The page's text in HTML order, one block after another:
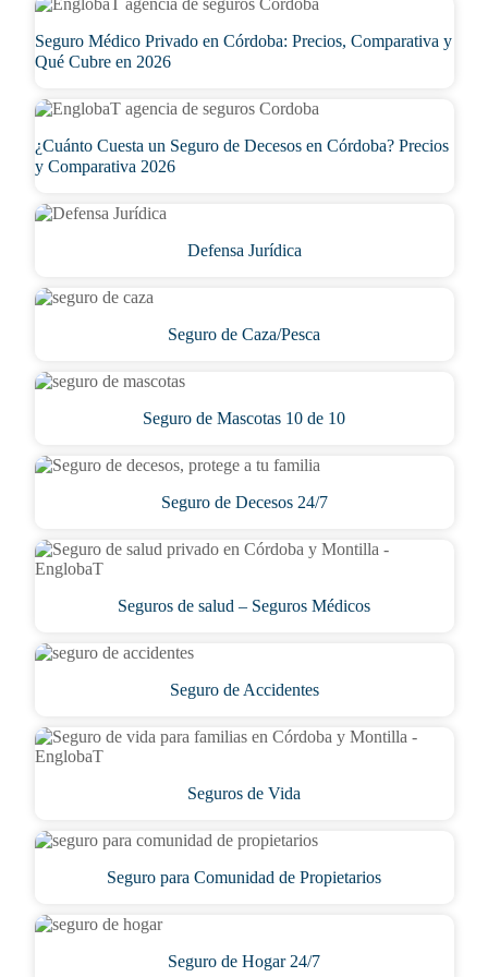
Seguro Médico Privado en Córdoba: Precios, Comparativa y
Qué Cubre en 2026
¿Cuánto Cuesta un Seguro de Decesos en Córdoba? Precios
y Comparativa 2026
Defensa Jurídica
Seguro de Caza/Pesca
Seguro de Mascotas 10 de 10
Seguro de Decesos 24/7
Seguros de salud – Seguros Médicos
Seguro de Accidentes
Seguros de Vida
Seguro para Comunidad de Propietarios
Seguro de Hogar 24/7